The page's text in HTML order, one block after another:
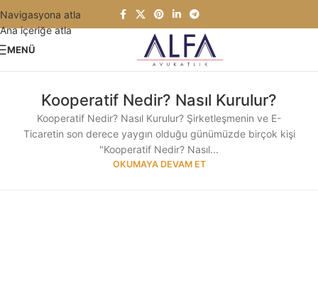
Navigasyona atla
Ana içeriğe atla
MENÜ
Kooperatif Nedir? Nasıl Kurulur?
Kooperatif Nedir? Nasıl Kurulur? Şirketleşmenin ve E-
Ticaretin son derece yaygın olduğu günümüzde birçok kişi
"Kooperatif Nedir? Nasıl...
OKUMAYA DEVAM ET